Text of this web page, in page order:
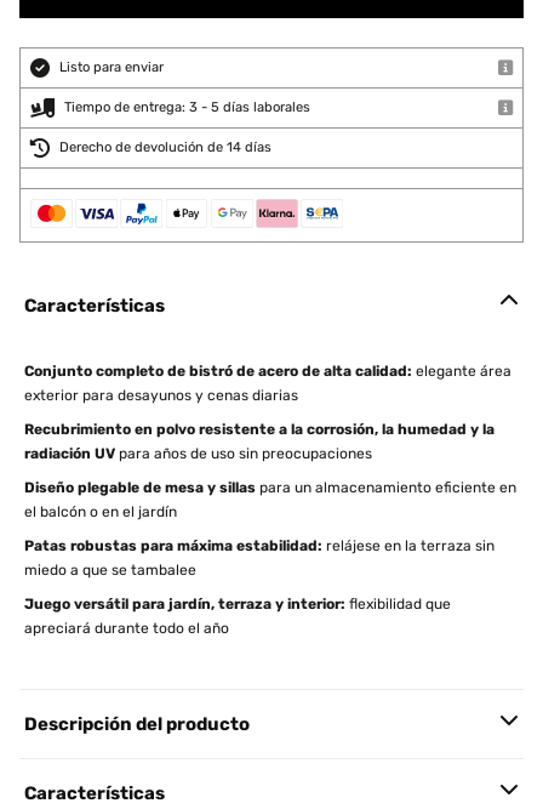
Listo para enviar
Tiempo de entrega: 3 - 5 días laborales
Derecho de devolución de 14 días
Características
Conjunto completo de bistró de acero de alta calidad: elegante área
exterior para desayunos y cenas diarias
Recubrimiento en polvo resistente a la corrosión, la humedad y la
radiación UV para años de uso sin preocupaciones
Diseño plegable de mesa y sillas para un almacenamiento eficiente en
el balcón o en el jardín
Patas robustas para máxima estabilidad: relájese en la terraza sin
miedo a que se tambalee
Juego versátil para jardín, terraza y interior: flexibilidad que
apreciará durante todo el año
Descripción del producto
Características